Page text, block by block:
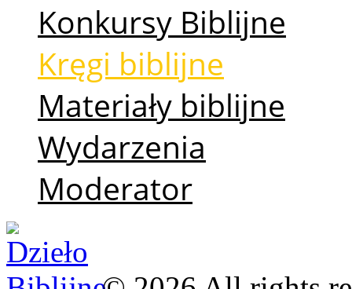
Konkursy Biblijne
Kręgi biblijne
Materiały biblijne
Wydarzenia
Moderator